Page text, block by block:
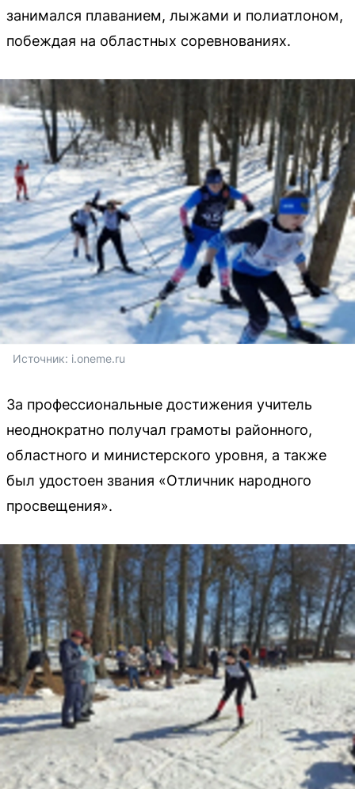
занимался плаванием, лыжами и полиатлоном,
побеждая на областных соревнованиях.
Источник: i.oneme.ru
За профессиональные достижения учитель
неоднократно получал грамоты районного,
областного и министерского уровня, а также
был удостоен звания «Отличник народного
просвещения».